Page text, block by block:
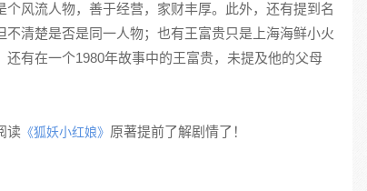
风流人物，善于经营，家财丰厚。此外，还有提到名
清楚是否是同一人物；也有王富贵只是上海海鲜小火
有在一个1980年故事中的王富贵，未提及他的父母
读 《狐妖小红娘》 原著提前了解剧情了！